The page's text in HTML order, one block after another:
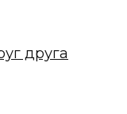
друга